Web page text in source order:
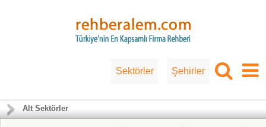
Sektörler Şehirler
Alt Sektörler